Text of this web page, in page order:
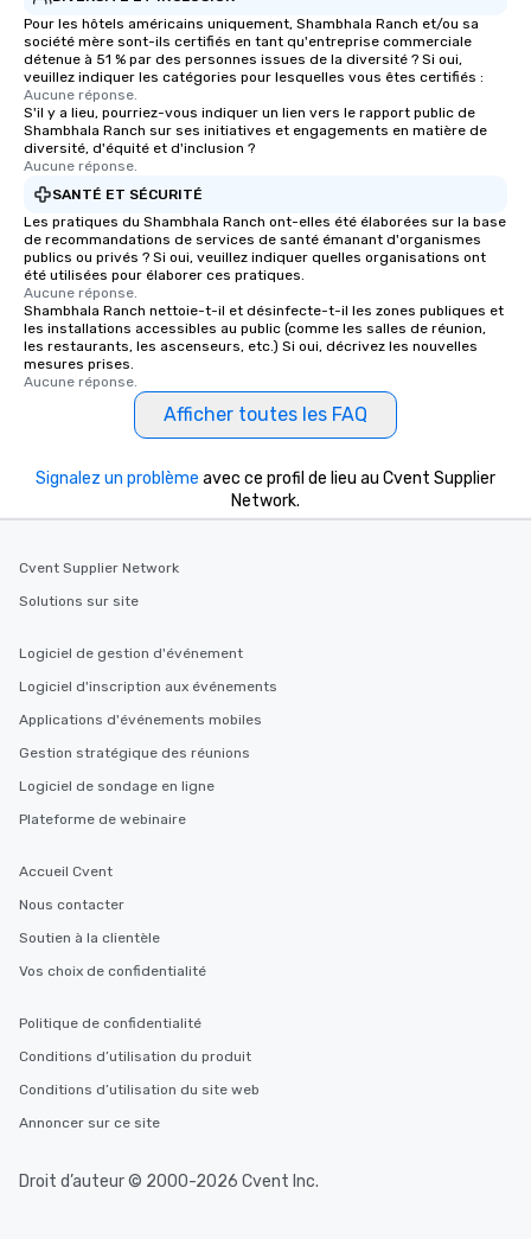
Pour les hôtels américains uniquement, Shambhala Ranch et/ou sa
société mère sont-ils certifiés en tant qu'entreprise commerciale
détenue à 51 % par des personnes issues de la diversité ? Si oui,
veuillez indiquer les catégories pour lesquelles vous êtes certifiés :
Aucune réponse.
S'il y a lieu, pourriez-vous indiquer un lien vers le rapport public de
Shambhala Ranch sur ses initiatives et engagements en matière de
diversité, d'équité et d'inclusion ?
Aucune réponse.
SANTÉ ET SÉCURITÉ
Les pratiques du Shambhala Ranch ont-elles été élaborées sur la base
de recommandations de services de santé émanant d'organismes
publics ou privés ? Si oui, veuillez indiquer quelles organisations ont
été utilisées pour élaborer ces pratiques.
Aucune réponse.
Shambhala Ranch nettoie-t-il et désinfecte-t-il les zones publiques et
les installations accessibles au public (comme les salles de réunion,
les restaurants, les ascenseurs, etc.) Si oui, décrivez les nouvelles
mesures prises.
Aucune réponse.
Afficher toutes les FAQ
Signalez un problème avec ce profil de lieu au Cvent Supplier
Network.
Cvent Supplier Network
Solutions sur site
Logiciel de gestion d'événement
Logiciel d'inscription aux événements
Applications d'événements mobiles
Gestion stratégique des réunions
Logiciel de sondage en ligne
Plateforme de webinaire
Accueil Cvent
Nous contacter
Soutien à la clientèle
Vos choix de confidentialité
Politique de confidentialité
Conditions d’utilisation du produit
Conditions d’utilisation du site web
Annoncer sur ce site
Droit d’auteur © 2000-2026 Cvent Inc.